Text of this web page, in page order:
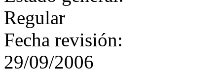
Regular
Fecha revisión:
29/09/2006